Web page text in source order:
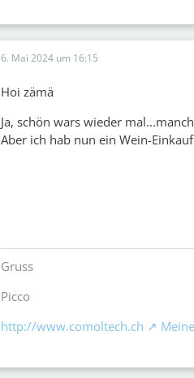
6. Mai 2024 um 16:15
Hoi zämä
Ja, schön wars wieder
Aber ich hab nun ein Wein-
Gruss
Picco
http://www.comoltech.ch